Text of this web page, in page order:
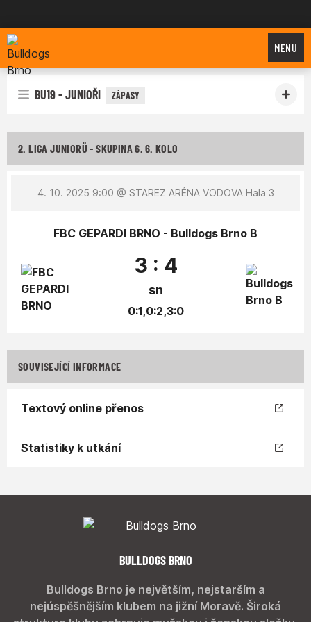
Bulldogs Brno
MENU
BU19 - JUNIOŘI ZÁPASY
2. LIGA JUNIORŮ - SKUPINA 6, 6. KOLO
4. 10. 2025 9:00 @ STAREZ ARÉNA VODOVA Hala 3
FBC GEPARDI BRNO - Bulldogs Brno B
3 : 4
sn
0:1,0:2,3:0
SOUVISEJÍCÍ INFORMACE
Textový online přenos
Statistiky k utkání
BULLDOGS BRNO
Bulldogs Brno je největším, nejstarším a
nejúspěšnějším klubem na jižní Moravě. Široká